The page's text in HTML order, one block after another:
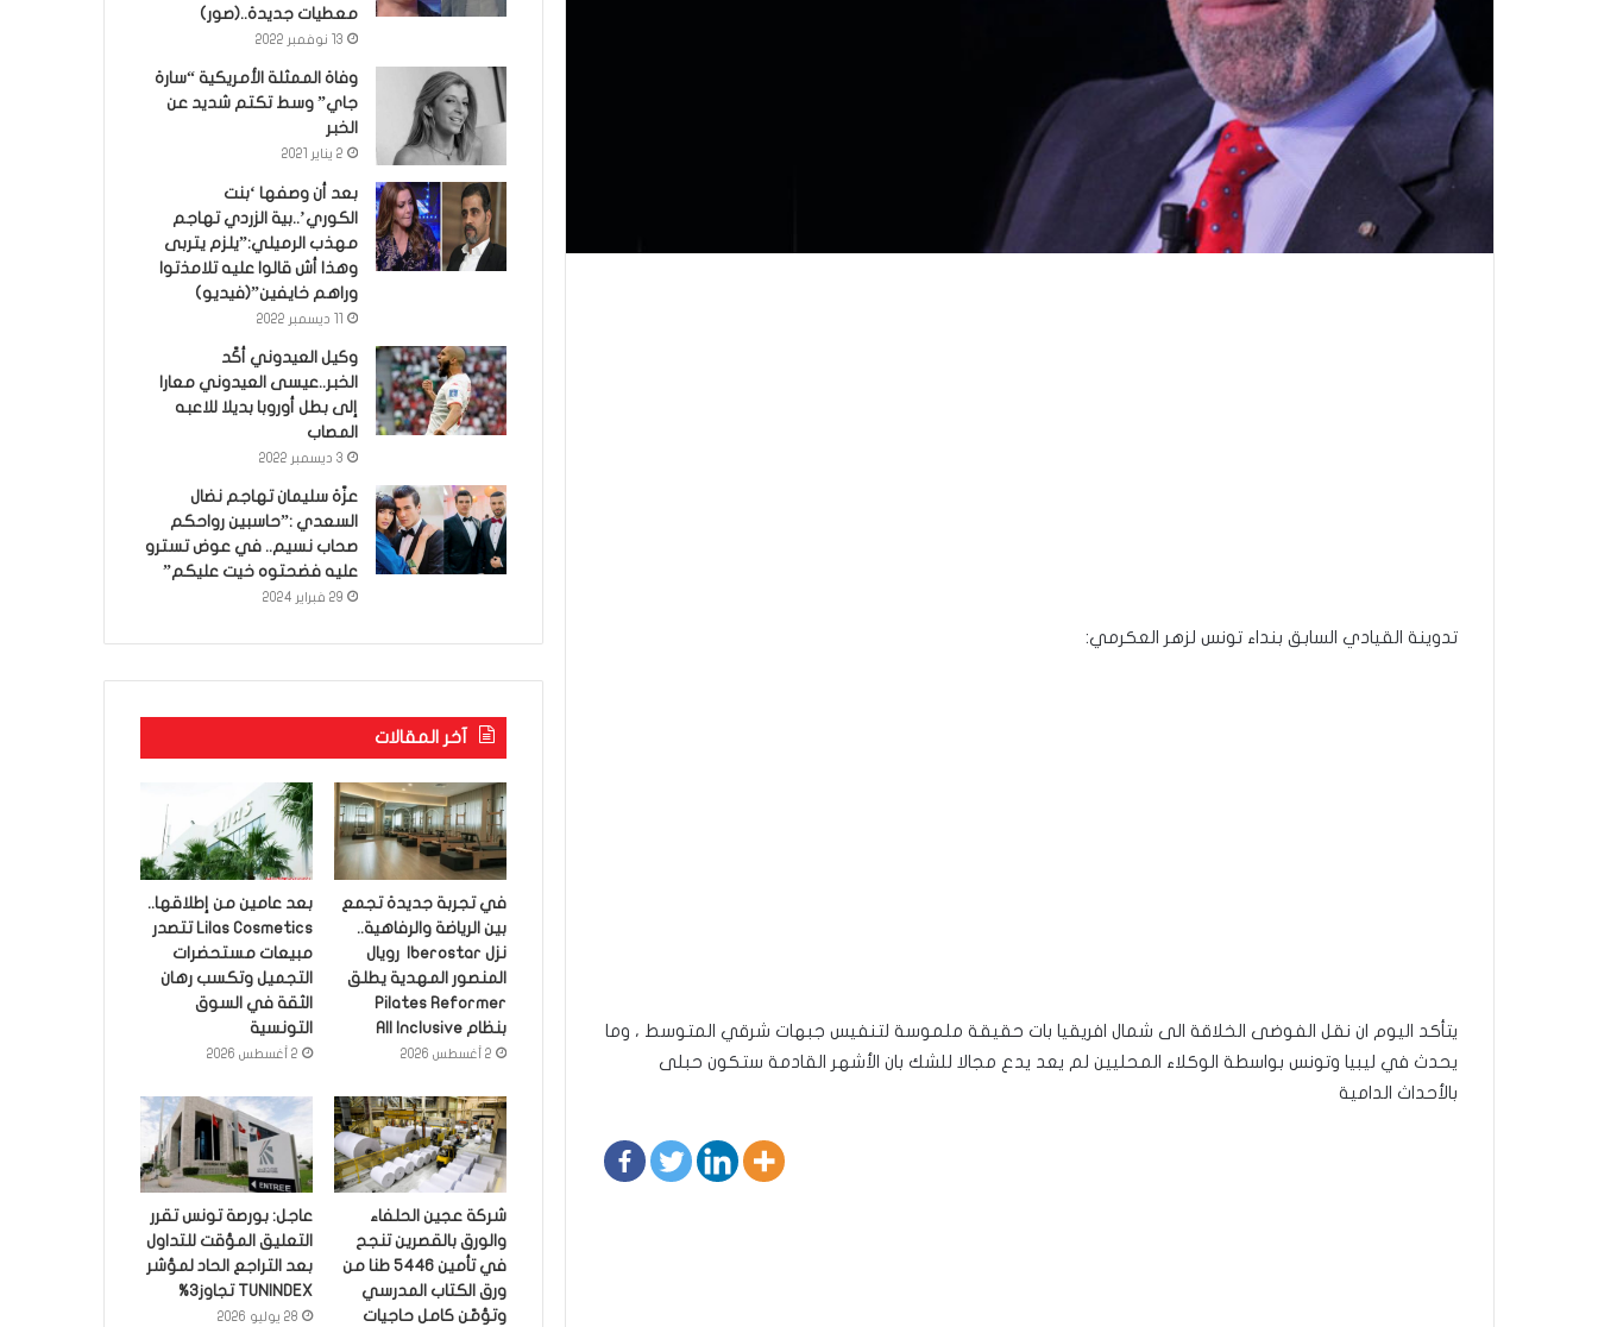
تدوينة القيادي السابق بنداء تونس لزهر العكرمي:
يتأكد اليوم ان نقل الفوضى الخلاقة الى شمال افريقيا بات حقيقة ملموسة لتنفيس جبهات شرقي المتوسط ، وما
يحدث في ليبيا وتونس بواسطة الوكلاء المحليين لم يعد يدع مجالا للشك بان الأشهر القادمة ستكون حبلى
بالأحداث الدامية
معطيات جديدة..(صور)
13 نوفمبر 2022
وفاة الممثلة الأمريكية “سارة
جاي” وسط تكتم شديد عن
الخبر
2 يناير 2021
بعد أن وصفها ‘بنت
الكوري’..بية الزردي تهاجم
مهذب الرميلي:”يلزم يتربى
وهذا أش قالوا عليه تلامذتوا
وراهم خايفين”(فيديو)
وكيل العيدوني أكّد
الخبر..عيسى العيدوني معارا
إلى بطل أوروبا بديلا للاعبه
المصاب
3 ديسمبر 2022
عزّة سليمان تهاجم نضال
السعدي :”حاسبين رواحكم
صحاب نسيم.. في عوض تسترو
عليه فضحتوه خيت عليكم”
29 فبراير 2024
آخر المقالات
في تجربة جديدة تجمع
بين الرياضة والرفاهية..
نزل Iberostar رويال
المنصور المهدية يطلق
Pilates Reformer
بنظام All Inclusive
2 أغسطس 2026
بعد عامين من إطلاقها..
Lilas Cosmetics تتصدر
مبيعات مستحضرات
التجميل وتكسب رهان
الثقة في السوق
التونسية
2 أغسطس 2026
شركة عجين الحلفاء
والورق بالقصرين تنجح
في تأمين 5446 طنا من
ورق الكتاب المدرسي
وتؤمّن كامل حاجيات
عاجل: بورصة تونس تقرر
التعليق المؤقت للتداول
بعد التراجع الحاد لمؤشر
TUNINDEX تجاوز3%
28 يوليو 2026